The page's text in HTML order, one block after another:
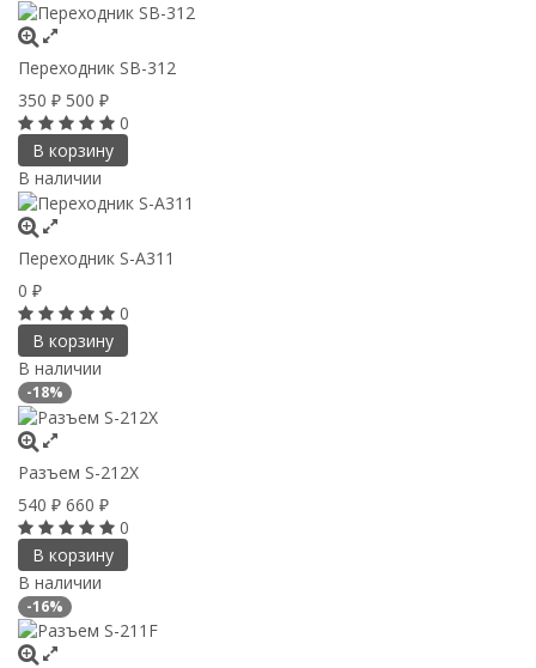
Переходник SB-312
350 ₽ 500 ₽
0
В корзину
В наличии
Переходник S-A311
0 ₽
0
В корзину
В наличии
-18%
Разъем S-212X
540 ₽ 660 ₽
0
В корзину
В наличии
-16%